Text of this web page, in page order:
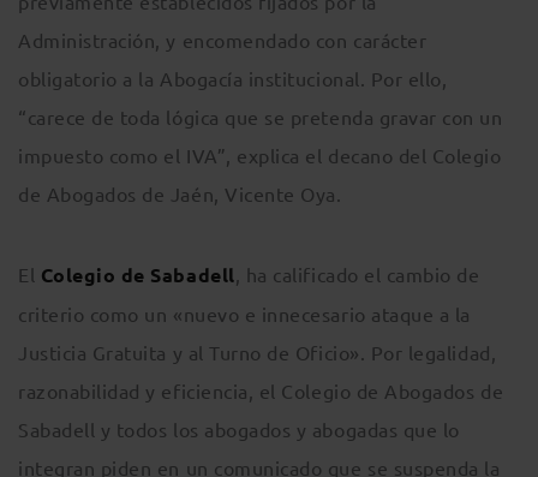
Administración, y encomendado con carácter
obligatorio a la Abogacía institucional. Por ello,
“carece de toda lógica que se pretenda gravar con un
impuesto como el IVA”, explica el decano del Colegio
de Abogados de Jaén, Vicente Oya.
El Colegio de Sabadell, ha calificado el cambio de
criterio como un «nuevo e innecesario ataque a la
Justicia Gratuita y al Turno de Oficio». Por legalidad,
razonabilidad y eficiencia, el Colegio de Abogados de
Sabadell y todos los abogados y abogadas que lo
integran piden en un comunicado que se suspenda la